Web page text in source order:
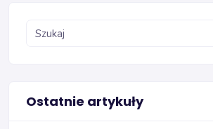
Ostatnie artykuły